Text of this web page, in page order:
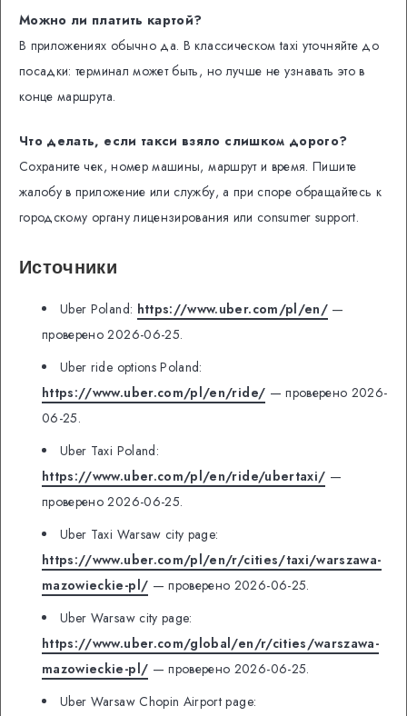
Можно ли платить картой?
В приложениях обычно да. В классическом taxi уточняйте до
посадки: терминал может быть, но лучше не узнавать это в
конце маршрута.
Что делать, если такси взяло слишком дорого?
Сохраните чек, номер машины, маршрут и время. Пишите
жалобу в приложение или службу, а при споре обращайтесь к
городскому органу лицензирования или consumer support.
Источники
Uber Poland: https://www.uber.com/pl/en/ —
проверено 2026-06-25.
Uber ride options Poland:
https://www.uber.com/pl/en/ride/ — проверено 2026-
06-25.
Uber Taxi Poland:
https://www.uber.com/pl/en/ride/ubertaxi/ —
проверено 2026-06-25.
Uber Taxi Warsaw city page:
https://www.uber.com/pl/en/r/cities/taxi/warszawa-
mazowieckie-pl/ — проверено 2026-06-25.
Uber Warsaw city page:
https://www.uber.com/global/en/r/cities/warszawa-
mazowieckie-pl/ — проверено 2026-06-25.
Uber Warsaw Chopin Airport page: